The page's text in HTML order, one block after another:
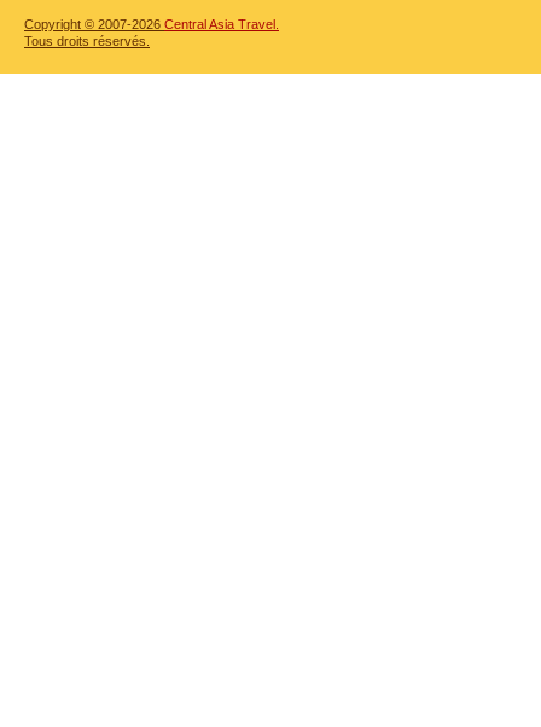
Copyright © 2007-2026 Central Asia Travel.
Tous droits réservés.